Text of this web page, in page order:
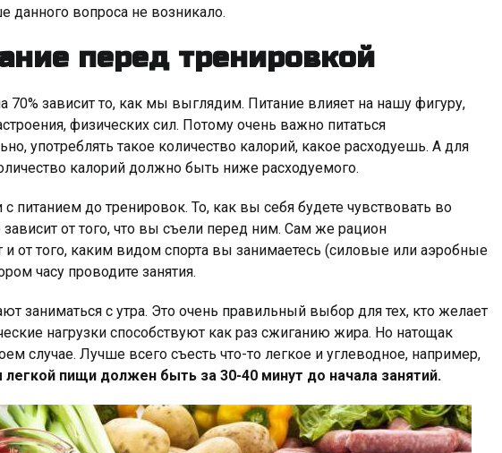
данного вопроса не возникало.
перед тренировкой
70% зависит то, как мы выглядим. Питание влияет на нашу фигуру,
физических сил. Потому очень важно питаться
употреблять такое количество калорий, какое расходуешь. А для
калорий должно быть ниже расходуемого.
питанием до тренировок. То, как вы себя будете чувствовать во
от того, что вы съели перед ним. Сам же рацион
и от того, каким видом спорта вы занимаетесь (силовые или аэробные
часу проводите занятия.
заниматься с утра. Это очень правильный выбор для тех, кто желает
нагрузки способствуют как раз сжиганию жира. Но натощак
случае. Лучше всего съесть что-то легкое и углеводное, например,
легкой пищи должен быть за 30-40 минут до начала занятий.